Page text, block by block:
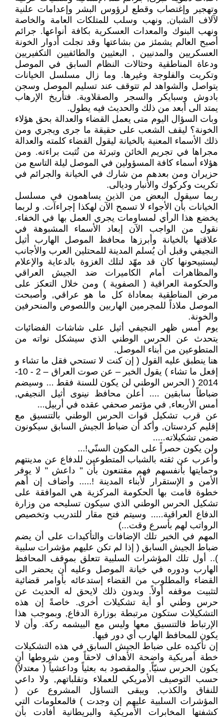
وتهجير وإغتصاب وقطع لرؤوس البشر وإعدامات علنية
لآلاف الشبان, ونهب وسلب للمتلكات العامة والخاصة
ونهب البنوك والمعدات العسكرية بكافة أنواعها. جرائم
أصبح العالم يشمئز من بشاعتها وقد تجلت أدوار الخونة
العسكريين والمدنيين , البعثيين والطائفيين التكفيريين
ودعاة المناطقية وحثالات النظام السابق في الموصل
وتكريت والفلوجة وغيرها. وما زال مسلسل الخيانات
يتواصل والشواهد لم تتوقف عند تسليم الموصل وسجن
بادوش وسبايكر والسجر والصقلاوية. فتأريخ الإرهاب
يمتد الى أبعد من ذلك والحديث فيه يطول.
وبات السؤال اليوم متى يعمل القضاء والعدالة بحق هؤلاء
الخونة؟ ليقف الشعب على حقيقة ما جرى ويجري ومن
ذلك الأسماء المعنية بالخيانة ليقول القضاء كلمته والعدالة
مجراها في تجريم الخائن وتبرئة من تُثبت براءته. ومن
هؤلاء أسماء كافة المسؤولين في الموصل ليلة التاسع من
حزيران ومن بعدهم من شارك في الخيانة والجرائم في
تكريت وكركوك والأنبار وديالى.
ربما سيقول البعض من الذين يساهمون في مسلسل
الخيانات بأن الأجواء لا تسمح الآن لهكذا إجراءآت. و لربما
يخضع هذا الرأي لمساومات يجري العمل بها في الخفاء.
نقول من الواجب الآن إبعاد الأسماء المشبوهة في
علاقتها بالخيانة وأبرزها محافظ الموصل الهارب أثيل
النجيفي وقبل أن يُسلم المدينة للمحتلين العرب والأجانب
ليستبيحونها كان قد مهّد لتلك الغزوة بالدعاية والإعلام
والمظاهرات أمام الكاميرات ضد الجيش العراقي
والحكومة العراقية ( الصفوية ) ومن خلال التعكز على
مرض المناطقية بمعاداة كل ما هو عراقي, وأصبحت
الموصل ملاذاً للمجرمين الهاربين واللصوص والمنحرفين
والخونة.
يوم أمس ظهر النجيفي أثيل على شاشات الفضائيات
يتحدث عن الحرس الوطني الذي سيشكل نواته من
المتطوعين من أبناء الموصل.
هنا ينطبق عليه القول ( إن كنت لا تستحي فقل ما تشاء و
إفعل ما تشاء ) يقول الخبر – عن صوت العراق – 2 - 10-
2014 ( الحرس الوطني لن يكون للسنة فقط ... وسيضم
ضباطاً سابقين .... أعلن محافظ نينوى أثيل النجيفي,
أمس الأربعاء, في مؤتمر صحفي عقده في أربيل...
عن قرب تشكيل قوات الحرس الوطني بالتنسيق مع
إقليم كردستان, وأكد أن ضباط الجيش السابق سيكونون
ضمن تشكيلاته.....
ولن يكون حصراً على المكون السنّي!...
وأعرب عن ثقته بالشباب المتطوعين للدفاع عن مدينتهم
وحمايتها بأنفسهم فهم مقتنعون بأن " داعش " لا يوفر
الأمن و الإستقرار لأبناء المدينة !..... وأضاف إن أهم
خطوة قامت بها الحكومة المركزية هي الموافقة على
تشكيل الحرس الوطني الذي سيكون تسليحه من وزارة
الدفاع العراقية..... وسيتم فتح مقار للتدريب وتخصيص
الرواتب لهم بأسرع وقت...)
المهم في الخبر تلك الإضافات والتأكيدات على أن يضم
ضباط الجيش السابق ( إذا لم تكن عليهم مؤشرات سلبية
).. أول تلك المؤشرات السلبية تتعلق بموقف المحافظ
الهارب ودوره في خيانة الموصل وعليه أن يحضر الى
القضاء والمطلوب من القضاء إستدعائه بأوامر قضائية
لتثبيت موقفه أولاً. وبدون ذلك لايحق له الحديث عن
حرس وطني أو أية تشكيلات أخرى. خاصةً إن هذه
التشكيلات ستكون مرتبطة بوزارة الدفاع, وبموجب هذا
الإرتباط فالتنسيق معها وليس مع البيشمه ركة. وأن لا
يكون للمحافظ الهارب أي دور فيها.
إن تأكيده على ضباط الجيش السابق في هذه التشكيلات
خطة أمريكية واضحة الأهداف لاحقاً ومن شروطها أن
يكون الحرس سنيّاً, والمقصود به بعثياً وداعشياً ( معتدلاً)
حسب التوصيف الأمريكي للعملاء وتقلباتهم, ولا داعي
للنفاق والكذب, ويبقى التساؤل المشروع عن (
المؤشرات السلبية عليهم إن وجدت ) فالمعلومات التي
كشفتها المخابرات الأمريكية والبريطانية أفادت بأن